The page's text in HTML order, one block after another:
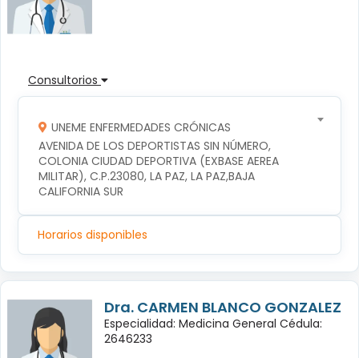
Consultorios
UNEME ENFERMEDADES CRÓNICAS
AVENIDA DE LOS DEPORTISTAS SIN NÚMERO,
COLONIA CIUDAD DEPORTIVA (EXBASE AEREA
MILITAR), C.P.23080, LA PAZ, LA PAZ,BAJA
CALIFORNIA SUR
Horarios disponibles
Dra. CARMEN BLANCO GONZALEZ
Especialidad: Medicina General Cédula:
2646233